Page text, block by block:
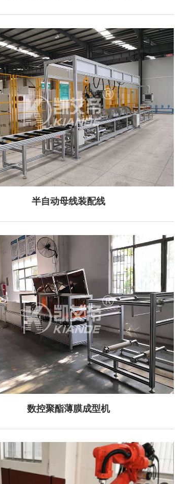
半自动母线装配线
数控聚酯薄膜成型机